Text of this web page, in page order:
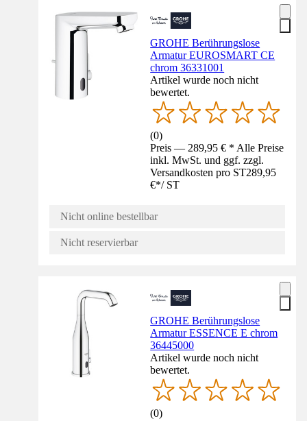
GROHE Berührungslose
Armatur EUROSMART CE
chrom 36331001
Artikel wurde noch nicht
bewertet.
(0)
Preis — 289,95 € * Alle Preise
inkl. MwSt. und ggf. zzgl.
Versandkosten pro ST289,95
€*/ ST
Nicht online bestellbar
Nicht reservierbar
GROHE Berührungslose
Armatur ESSENCE E chrom
36445000
Artikel wurde noch nicht
bewertet.
(0)